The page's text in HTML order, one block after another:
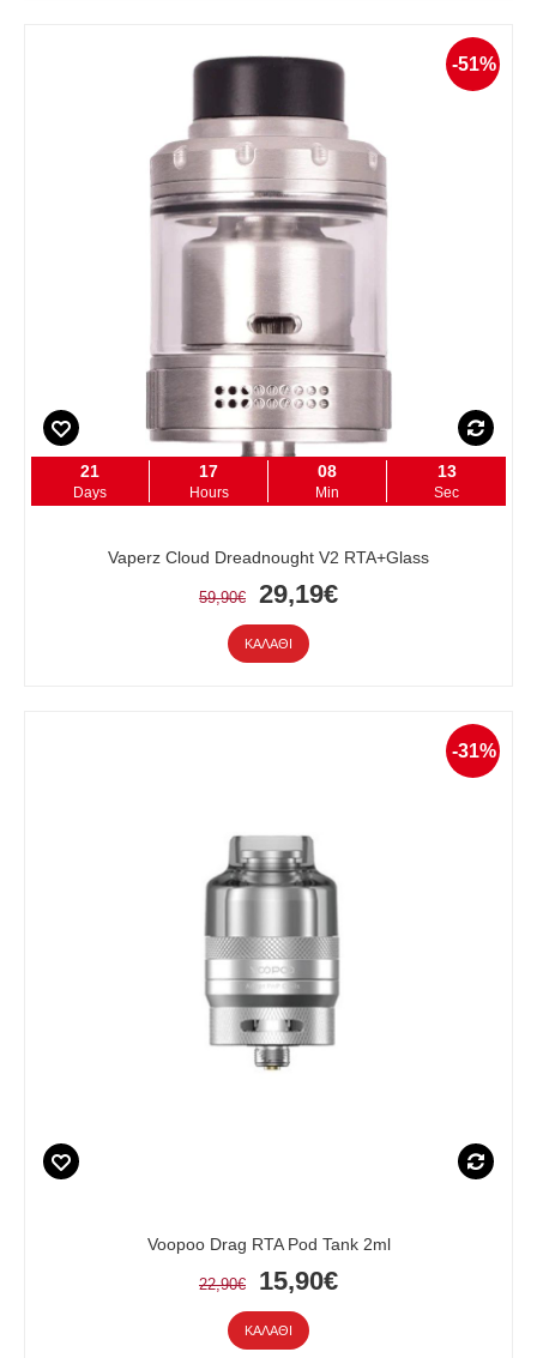
-51%
21
Days
17
Hours
08
Min
12
Sec
Vaperz Cloud Dreadnought V2 RTA+Glass
59,90€ 29,19€
ΚΑΛΆΘΙ
-31%
Voopoo Drag RTA Pod Tank 2ml
22,90€ 15,90€
ΚΑΛΆΘΙ